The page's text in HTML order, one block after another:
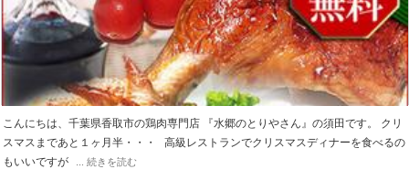
こんにちは、千葉県香取市の鶏肉専門店 『水郷のとりやさん』の須田です。 クリ
スマスまであと１ヶ月半・・・ 高級レストランでクリスマスディナーを食べるの
もいいですが
... 続きを読む